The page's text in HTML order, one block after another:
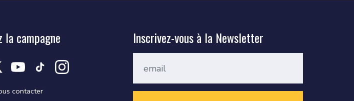
la campagne
contacter
Inscrivez-vous à la Newsletter